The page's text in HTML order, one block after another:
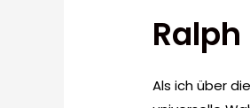
Als ich über